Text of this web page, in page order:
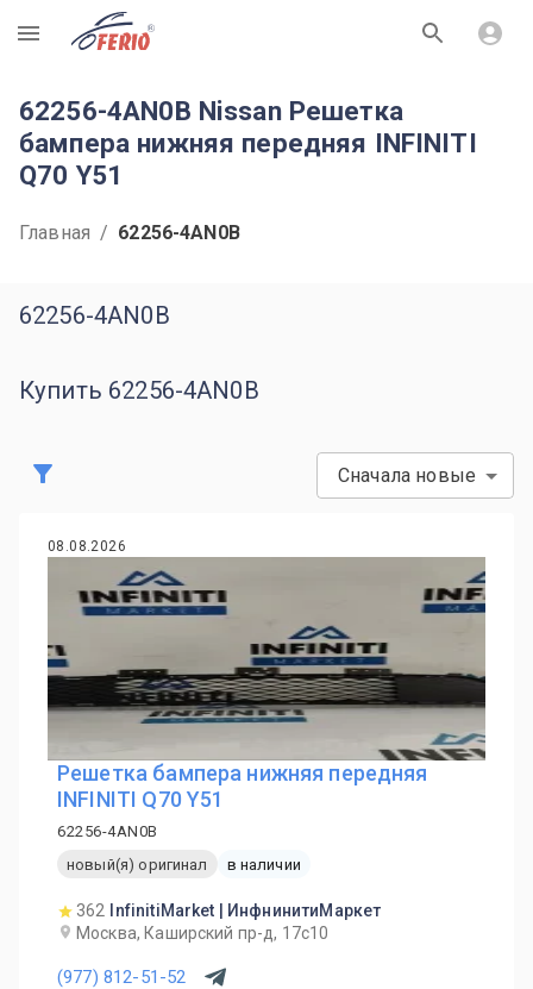
R
62256-4AN0B Nissan Решетка
бампера нижняя передняя INFINITI
Q70 Y51
Главная / 62256-4AN0B
62256-4AN0B
Купить 62256-4AN0B
Сначала новые
08.08.2026
Решетка бампера нижняя передняя
INFINITI Q70 Y51
62256-4AN0B
новый(я) оригинал
в наличии
362
InfinitiMarket | ИнфнинитиМаркет
Москва, Каширский пр-д, 17с10
(977) 812-51-52